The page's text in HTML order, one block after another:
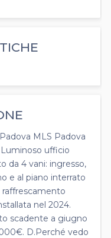
MLS Padova
ufficio
da 4 vani: ingresso,
e al piano interrato
raffrescamento
nel 2024.
scadente a giugno
D.Perché vedo